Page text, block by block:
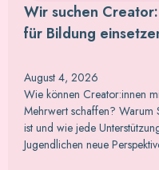
Wir suchen
für Bildung
August 4, 2026
Wie können Creator:innen
Mehrwert schaffen? Warum
ist und wie jede
Jugendlichen neue